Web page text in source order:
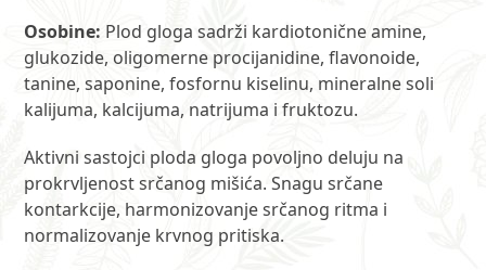
Osobine: Plod gloga sadrži kardiotonične amine,
glukozide, oligomerne procijanidine, flavonoide,
tanine, saponine, fosfornu kiselinu, mineralne soli
kalijuma, kalcijuma, natrijuma i fruktozu.
Aktivni sastojci ploda gloga povoljno deluju na
prokrvljenost srčanog mišića. Snagu srčane
kontarkcije, harmonizovanje srčanog ritma i
normalizovanje krvnog pritiska.